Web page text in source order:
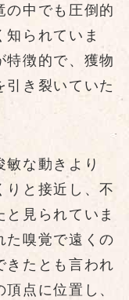
の中でも圧倒的
知られていま
特徴的で、獲物
引き裂いていた
な動きより
りと接近し、不
見られていま
た嗅覚で遠くの
きたとも言われ
点に位置し、